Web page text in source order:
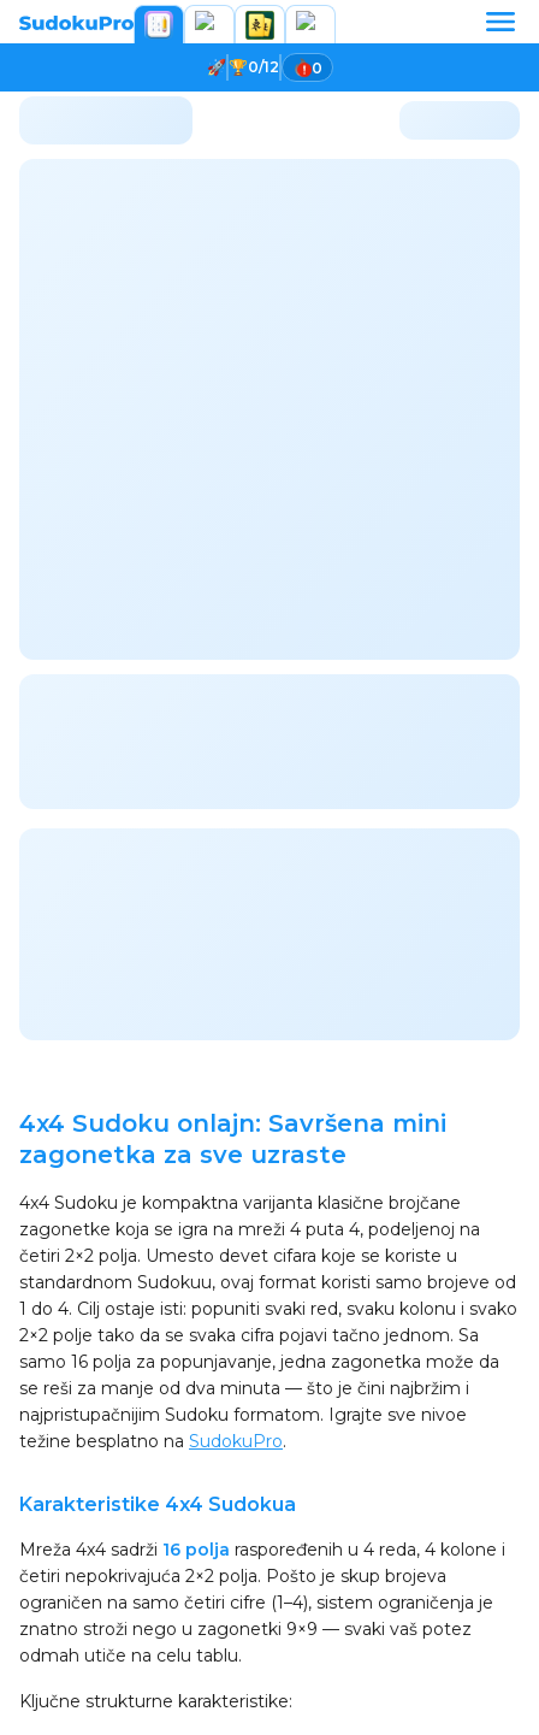
0/12 0
4x4 Sudoku onlajn: Savršena mini
zagonetka za sve uzraste
4x4 Sudoku je kompaktna varijanta klasične brojčane
zagonetke koja se igra na mreži 4 puta 4, podeljenoj na
četiri 2×2 polja. Umesto devet cifara koje se koriste u
standardnom Sudokuu, ovaj format koristi samo brojeve od
1 do 4. Cilj ostaje isti: popuniti svaki red, svaku kolonu i svako
2×2 polje tako da se svaka cifra pojavi tačno jednom. Sa
samo 16 polja za popunjavanje, jedna zagonetka može da
se reši za manje od dva minuta — što je čini najbržim i
najpristupačnijim Sudoku formatom. Igrajte sve nivoe
težine besplatno na SudokuPro.
Karakteristike 4x4 Sudokua
Mreža 4x4 sadrži 16 polja raspoređenih u 4 reda, 4 kolone i
četiri nepokrivajuća 2×2 polja. Pošto je skup brojeva
ograničen na samo četiri cifre (1–4), sistem ograničenja je
znatno stroži nego u zagonetki 9×9 — svaki vaš potez
odmah utiče na celu tablu.
Ključne strukturne karakteristike: